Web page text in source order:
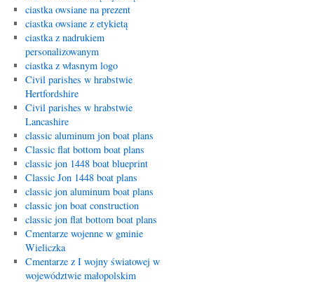
ciastka owsiane na prezent
ciastka owsiane z etykietą
ciastka z nadrukiem
personalizowanym
ciastka z własnym logo
Civil parishes w hrabstwie
Hertfordshire
Civil parishes w hrabstwie
Lancashire
classic aluminum jon boat plans
Classic flat bottom boat plans
classic jon 1448 boat blueprint
Classic Jon 1448 boat plans
classic jon aluminum boat plans
classic jon boat construction
classic jon flat bottom boat plans
Cmentarze wojenne w gminie
Wieliczka
Cmentarze z I wojny światowej w
województwie małopolskim